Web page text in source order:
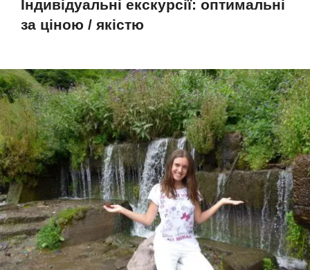
Індивідуальні екскурсії: оптимальні
за ціною / якістю